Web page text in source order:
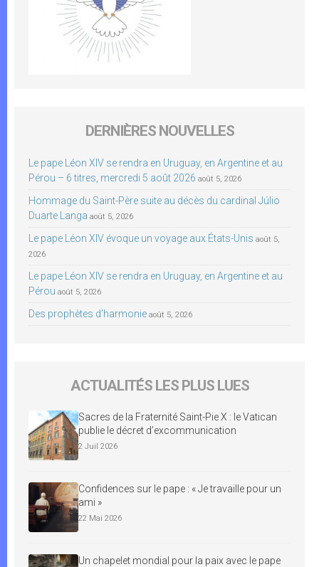
DERNIÈRES NOUVELLES
Le pape Léon XIV se rendra en Uruguay, en Argentine et au
Pérou – 6 titres, mercredi 5 août 2026 août 5, 2026
Hommage du Saint-Père suite au décès du cardinal Júlio
Duarte Langa août 5, 2026
Le pape Léon XIV évoque un voyage aux États-Unis août 5,
2026
Le pape Léon XIV se rendra en Uruguay, en Argentine et au
Pérou août 5, 2026
Des prophètes d’harmonie août 5, 2026
ACTUALITÉS LES PLUS LUES
Sacres de la Fraternité Saint-Pie X : le Vatican
publie le décret d’excommunication
2 Juil 2026
Confidences sur le pape : « Je travaille pour un
ami »
22 Mai 2026
Un chapelet mondial pour la paix avec le pape